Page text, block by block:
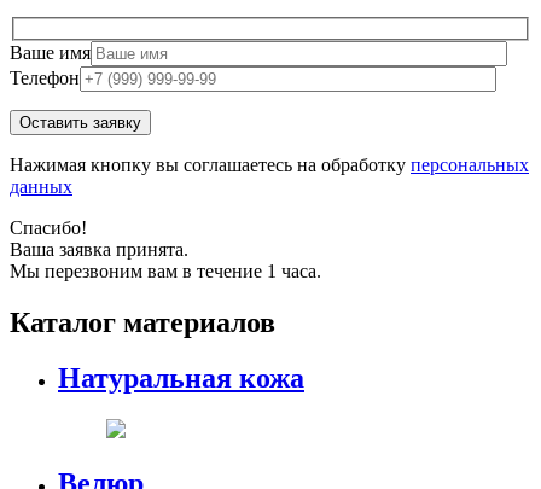
Ваше имя
Телефон
Нажимая кнопку вы соглашаетесь на обработку персональных
данных
Спасибо!
Ваша заявка принята.
Мы перезвоним вам в течение 1 часа.
Каталог материалов
Натуральная кожа